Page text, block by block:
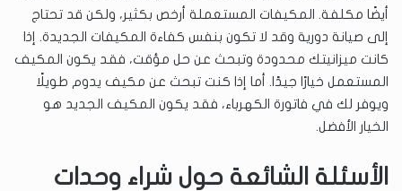
أيضًا مكلفة. المكيفات المستعملة أرخص بكثير، ولكن قد تحتاج
إلى صيانة دورية وقد لا تكون بنفس كفاءة المكيفات الجديدة. إذا
كانت ميزانيتك محدودة وتبحث عن حل مؤقت، فقد يكون المكيف
المستعمل خيارًا جيدًا. أما إذا كنت تبحث عن مكيف يدوم طويلًا
ويوفر لك في فاتورة الكهرباء، فقد يكون المكيف الجديد هو
الخيار الأفضل.
الأسئلة الشائعة حول شراء وحدات